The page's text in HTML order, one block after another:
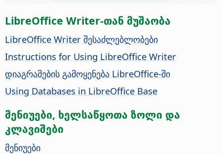
LibreOffice Writer-თან მუშაობა
LibreOffice Writer შესაძლებლობები
Instructions for Using LibreOffice Writer
დიაგრამების გამოყენება LibreOffice-ში
Using Databases in LibreOffice Base
მენიუები, ხელსაწყოთა ზოლი და
კლავიშები
მენიუები